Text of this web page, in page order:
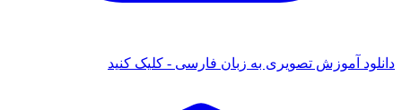
دانلود آموزش تصویری به زبان فارسی - کلیک کنید